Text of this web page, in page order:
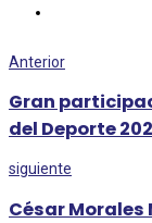
Anterior
Gran
del Deporte
siguiente
César